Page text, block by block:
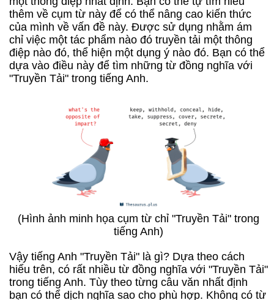
thêm về cụm từ này để có thể nâng cao kiến thức
của mình về vấn đề này. Được sử dụng nhằm ám
chỉ việc một tác phẩm nào đó truyền tải một thông
điệp nào đó, thể hiện một dụng ý nào đó. Bạn có thể
dựa vào điều này để tìm những từ đồng nghĩa với
"Truyền Tải" trong tiếng Anh.
(Hình ảnh minh họa cụm từ chỉ "Truyền Tải" trong
tiếng Anh)
Vậy tiếng Anh "Truyền Tải" là gì? Dựa theo cách
hiểu trên, có rất nhiều từ đồng nghĩa với "Truyền Tải"
trong tiếng Anh. Tùy theo từng câu văn nhất định
bạn có thể dịch nghĩa sao cho phù hợp. Không có từ